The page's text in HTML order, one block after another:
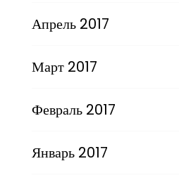
Апрель 2017
Март 2017
Февраль 2017
Январь 2017